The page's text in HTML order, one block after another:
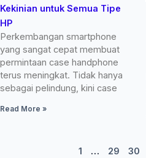
Kekinian untuk Semua Tipe
HP
Perkembangan smartphone
yang sangat cepat membuat
permintaan case handphone
terus meningkat. Tidak hanya
sebagai pelindung, kini case
Read More »
1 … 29 30